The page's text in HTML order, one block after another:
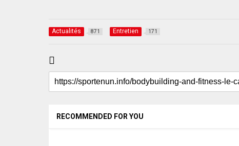
Actualités 871 Entretien 171
RECOMMENDED FOR YOU